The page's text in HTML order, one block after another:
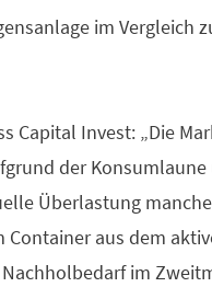
im Vergleich
Capital Invest: „Die
der
Überlastung
aus dem
im